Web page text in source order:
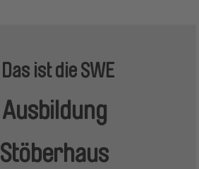
Das ist die SWE
Ausbildung
Stöberhaus